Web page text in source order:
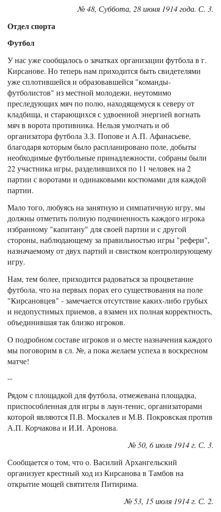
№ 48, Суббота, 28 июня 1914 года. С. 3.
Отдел спорта
Футбол
У нас уже сообщалось о зачатках организации футбола в г.
Кирсанове. Но теперь нам приходится быть свидетелями
уже сплотившейся и образовавшейся "команды-
футболистов" из местной молодежи, неутомимо
преследующих мяч по полю, находящемуся к северу от
кладбища, и старающихся с удвоенной энергией вогнать
мяч в ворота противника. Нельзя умолчать и об
организатора футбола З.З. Попове и А.П. Афанасьеве,
благодаря которым было распланировано поле, добыты
необходимые футбольные принадлежности, собраны были
22 участника игры, разделившихся по 11 человек на 2
партии с воротами и одинаковыми костюмами для каждой
партии.
Мало того, любуясь на занятную и симпатичную игру, мы
должны отметить полную подчиненность каждого игрока
избранному "капитану" для своей партии и с другой
стороны, наблюдающему за правильностью игры "рефери",
назначаемому от двух партий и свистком контролирующему
игру.
Нам, тем более, приходится радоваться за процветание
футбола, что на первых порах его существования на поле
"Кирсановцев" - замечается отсутствие каких-либо грубых
и недопустимых приемов, а взамен их полная корректность,
объединившая так близко игроков.
О подробном составе игроков и о месте назначения каждого
мы поговорим в сл. №, а пока желаем успеха в воскресном
матче!
--
Рядом с площадкой для футбола, отмежевана площадка,
приспособленная для игры в лаун-тенис, организаторами
которой являются П.В. Москалев и М.В. Покровская против
А.П. Корчакова и И.И. Аронова.
№ 50, 6 июля 1914 г. С. 3.
Сообщается о том, что о. Василий Архангельский
организует крестный ход из Кирсанова в Тамбов на
открытие мощей святителя Питирима.
№ 53, 15 июля 1914 г. С. 2.